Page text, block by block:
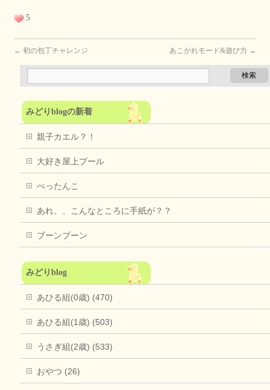
5
← 初の包丁チャレンジ あこがれモード&遊び力 →
みどりblogの新着
親子カエル？！
大好き屋上プール
ぺったんこ
あれ、、こんなところに手紙が？？
ブーンブーン
みどりblog
あひる組(0歳) (470)
あひる組(1歳) (503)
うさぎ組(2歳) (533)
おやつ (26)